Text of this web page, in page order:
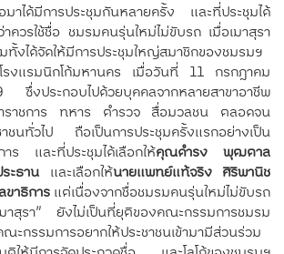
มาได้มีการประชุมกันหลายครั้ง และที่ประชุมได้
าควรใช้ชื่อ ชมรมคนรุ่นใหม่ไม่ขับรถ เมื่อเมาสุรา
ทั้งได้จัดให้มีการประชุมใหญ่สมาชิกของชมรมฯ
รงแรมนิกโก้มหานคร เมื่อวันที่ 11 กรกฎาคม
ซึ่งประกอบไปด้วยบุคคลจากหลายสาขาอาชีพ
ราชการ ทหาร ตำรวจ สื่อมวลชน ตลอดจน
าชนทั่วไป ถือเป็นการประชุมครั้งแรกอย่างเป็น
าร และที่ประชุมได้เลือกให้คุณดำรง พุฒตาล
ะธาน และเลือกให้นายแพทย์แท้จริง ศิริพานิช
ขาธิการ แต่เนื่องจากชื่อชมรมคนรุ่นใหม่ไม่ขับรถ
มาสุรา” ยังไม่เป็นที่ยุติของคณะกรรมการชมรม
ณะกรรมการอยากให้ประชาชนเข้ามามีส่วนร่วม